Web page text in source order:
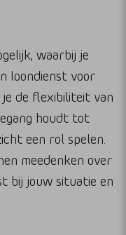
waarbij je
loondienst voor
de flexibiliteit van
houdt tot
een rol spelen.
meedenken over
bij jouw situatie en